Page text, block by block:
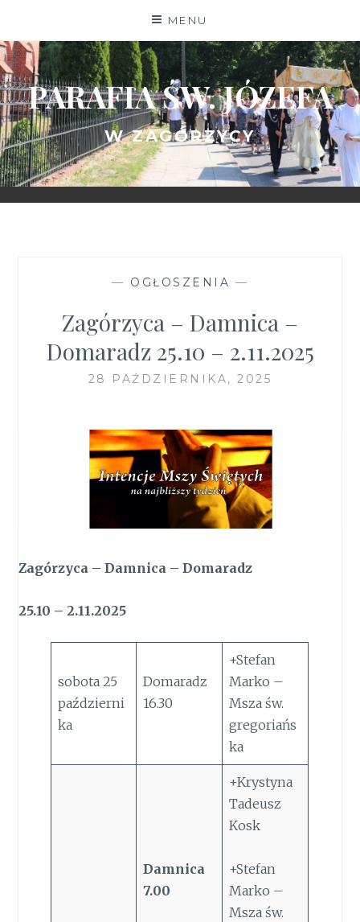
content
MENU
PARAFIA ŚW. JÓZEFA
W ZAGÓRZYCY
— OGŁOSZENIA —
Zagórzyca – Damnica –
Domaradz 25.10 – 2.11.2025
28 PAŹDZIERNIKA, 2025
Zagórzyca – Damnica – Domaradz
25.10 – 2.11.2025
sobota 25
październi
ka
Domaradz
16.30
+Stefan
Marko –
Msza św.
gregoriańs
ka
Damnica
7.00
+Krystyna
Tadeusz
Kosk
+Stefan
Marko –
Msza św.